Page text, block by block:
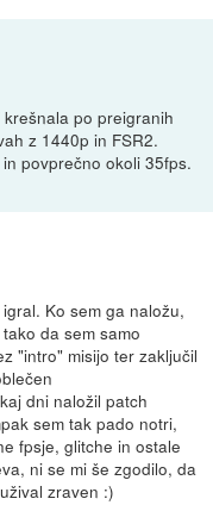
po preigranih
z 1440p in FSR2.
povprečno okoli 35fps.
Ko sem ga naložu,
da sem samo
"intro" misijo ter zaključil
dni naložil patch
sem tak pado notri,
fpsje, glitche in ostale
ni se mi še zgodilo, da
zraven :)